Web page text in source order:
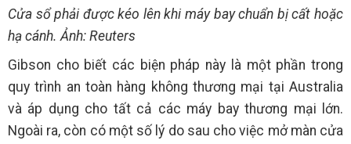
Cửa sổ phải được kéo lên khi máy bay chuẩn bị cất hoặc
hạ cánh. Ảnh: Reuters
Gibson cho biết các biện pháp này là một phần trong
quy trình an toàn hàng không thương mại tại Australia
và áp dụng cho tất cả các máy bay thương mại lớn.
Ngoài ra, còn có một số lý do sau cho việc mở màn cửa